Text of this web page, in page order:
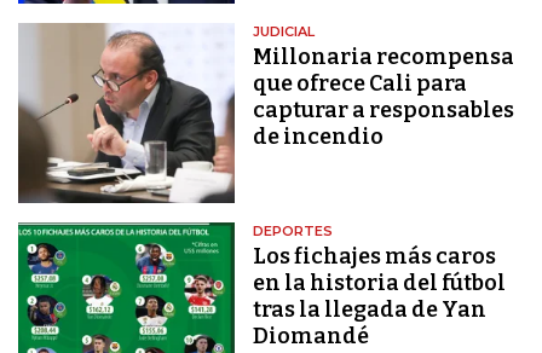
JUDICIAL
Millonaria recompensa
que ofrece Cali para
capturar a responsables
de incendio
DEPORTES
Los fichajes más caros
en la historia del fútbol
tras la llegada de Yan
Diomandé